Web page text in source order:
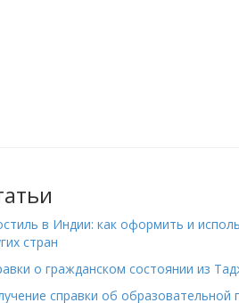
в Индии: как оформить и
стран
о гражданском состоянии из
справки об образовательной